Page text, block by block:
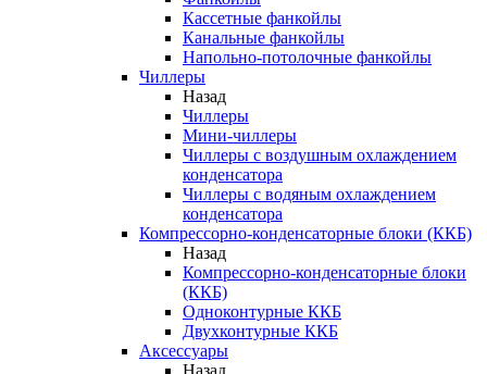
Кассетные фанкойлы
Канальные фанкойлы
Напольно-потолочные фанкойлы
Чиллеры
Назад
Чиллеры
Мини-чиллеры
Чиллеры с воздушным охлаждением
конденсатора
Чиллеры с водяным охлаждением
конденсатора
Компрессорно-конденсаторные блоки (ККБ)
Назад
Компрессорно-конденсаторные блоки
(ККБ)
Одноконтурные ККБ
Двухконтурные ККБ
Аксессуары
Назад